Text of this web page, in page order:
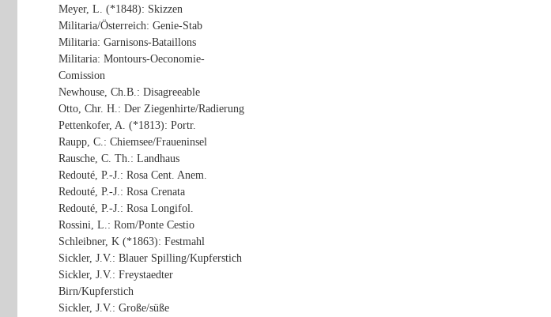
Meyer, L. (*1848): Skizzen
Militaria/Österreich: Genie-Stab
Militaria: Garnisons-Bataillons
Militaria: Montours-Oeconomie-
Comission
Newhouse, Ch.B.: Disagreeable
Otto, Chr. H.: Der Ziegenhirte/Radierung
Pettenkofer, A. (*1813): Portr.
Raupp, C.: Chiemsee/Fraueninsel
Rausche, C. Th.: Landhaus
Redouté, P.-J.: Rosa Cent. Anem.
Redouté, P.-J.: Rosa Crenata
Redouté, P.-J.: Rosa Longifol.
Rossini, L.: Rom/Ponte Cestio
Schleibner, K (*1863): Festmahl
Sickler, J.V.: Blauer Spilling/Kupferstich
Sickler, J.V.: Freystaedter
Birn/Kupferstich
Sickler, J.V.: Große/süße